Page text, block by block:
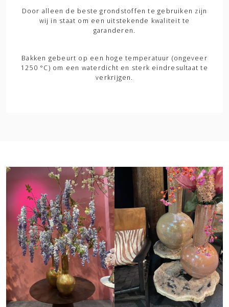
Door alleen de beste grondstoffen te gebruiken zijn
wij in staat om een uitstekende kwaliteit te
garanderen.
Bakken gebeurt op een hoge temperatuur (ongeveer
1250 °C) om een waterdicht en sterk eindresultaat te
verkrijgen.